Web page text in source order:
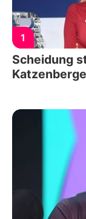
1
Scheidung